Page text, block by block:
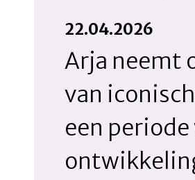
22.04.2026
Arja neemt
van
een